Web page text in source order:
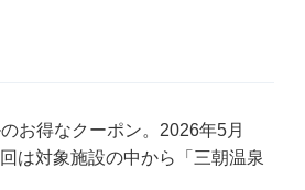
のお得なクーポン。2026年5月
は対象施設の中から「三朝温泉